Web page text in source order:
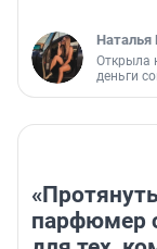
Наталья
Открыла
деньги
парфюмер